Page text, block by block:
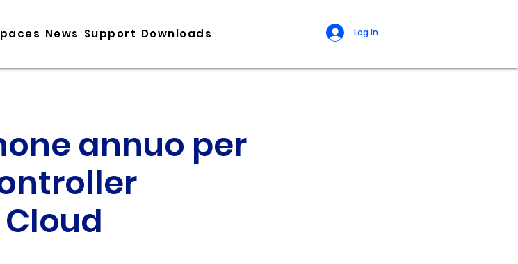
News Support Downloads Log In
annuo per